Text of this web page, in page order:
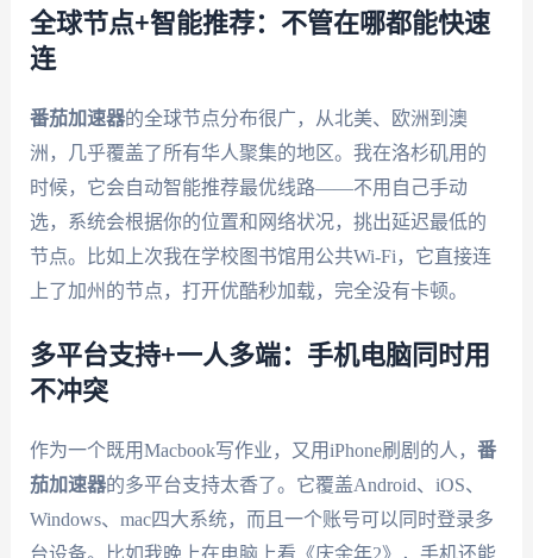
全球节点+智能推荐：不管在哪都能快速
连
番茄加速器的全球节点分布很广，从北美、欧洲到澳
洲，几乎覆盖了所有华人聚集的地区。我在洛杉矶用的
时候，它会自动智能推荐最优线路——不用自己手动
选，系统会根据你的位置和网络状况，挑出延迟最低的
节点。比如上次我在学校图书馆用公共Wi-Fi，它直接连
上了加州的节点，打开优酷秒加载，完全没有卡顿。
多平台支持+一人多端：手机电脑同时用
不冲突
作为一个既用Macbook写作业，又用iPhone刷剧的人， 番
茄加速器的多平台支持太香了。它覆盖Android、iOS、
Windows、mac四大系统，而且一个账号可以同时登录多